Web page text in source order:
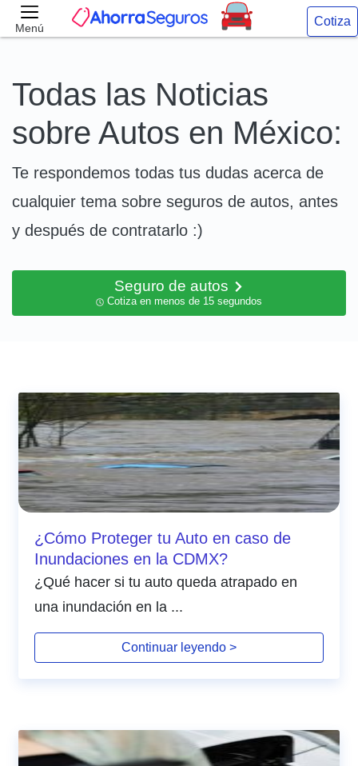
Menú Cotiza
Todas las Noticias
sobre Autos en México:
Te respondemos todas tus dudas acerca de
cualquier tema sobre seguros de autos, antes
y después de contratarlo :)
Seguro de autos
Cotiza en menos de 15 segundos
¿Cómo Proteger tu Auto en caso de
Inundaciones en la CDMX?
¿Qué hacer si tu auto queda atrapado en
una inundación en la ...
Continuar leyendo >